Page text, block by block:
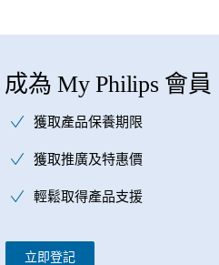
成為 My Philips 會員
獲取產品保養期限
獲取推廣及特惠價
輕鬆取得產品支援
立即登記